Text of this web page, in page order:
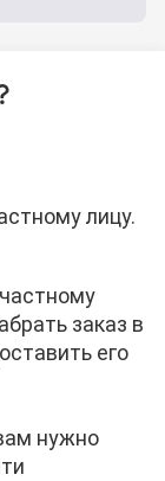
лицу.
заказ в
его
нужно